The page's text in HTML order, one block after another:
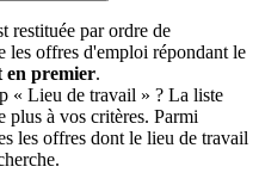
restituée par ordre de
les offres d'emploi répondant le
en premier.
« Lieu de travail » ? La liste
plus à vos critères. Parmi
les offres dont le lieu de travail